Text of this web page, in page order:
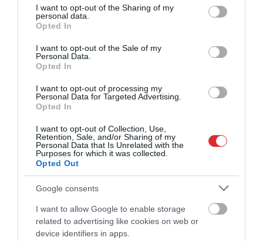
not limited to your visit or usage behaviour. You may click to
grant or deny consent to Google and its third-party tags to
use your data for below specified purposes in below Google
consent section.
I want to opt-out of the Sharing of my
personal data.
Opted In
I want to opt-out of the Sale of my
Personal Data.
Opted In
I want to opt-out of processing my
Personal Data for Targeted Advertising.
Opted In
I want to opt-out of Collection, Use,
Retention, Sale, and/or Sharing of my
Personal Data that Is Unrelated with the
Purposes for which it was collected.
Opted Out
Google consents
I want to allow Google to enable storage
related to advertising like cookies on web or
device identifiers in apps.
Pirmajās 2027. gada PK kvalifikācijas spēlēs, kas
tika aizvadītas novembrī, latvieši ar 78:86
zaudēja Nīderlandei un ar 86:68 pārspēja
Austriju, bet februāra izskaņā savā laukumā
ar 72:92 zaudēja Polijas valstsvienībai,
piedzīvojot trešo zaudējumu četrās spēlēs.
Trīs labākās F grupas komandas, ņemot līdzi visu
spēļu rezultātus, otrajā posmā tiksies ar E
grupas (Vācija, Horvātija, Izraēla, Kipra) labāko
trijnieku, un no šī sešinieka trīs labākās
komandas iegūs tiesības spēlēt Pasaules kausa
finālturnīrā Katarā.